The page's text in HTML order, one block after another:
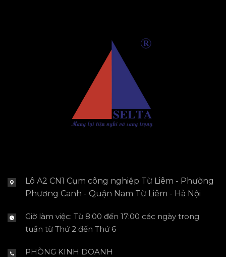
Lô A2 CN1 Cụm công nghiệp Từ Liêm - Phường
Phương Canh - Quận Nam Từ Liêm - Hà Nội
Giờ làm việc: Từ 8:00 đến 17:00 các ngày trong
tuần từ Thứ 2 đến Thứ 6
PHÒNG KINH DOANH